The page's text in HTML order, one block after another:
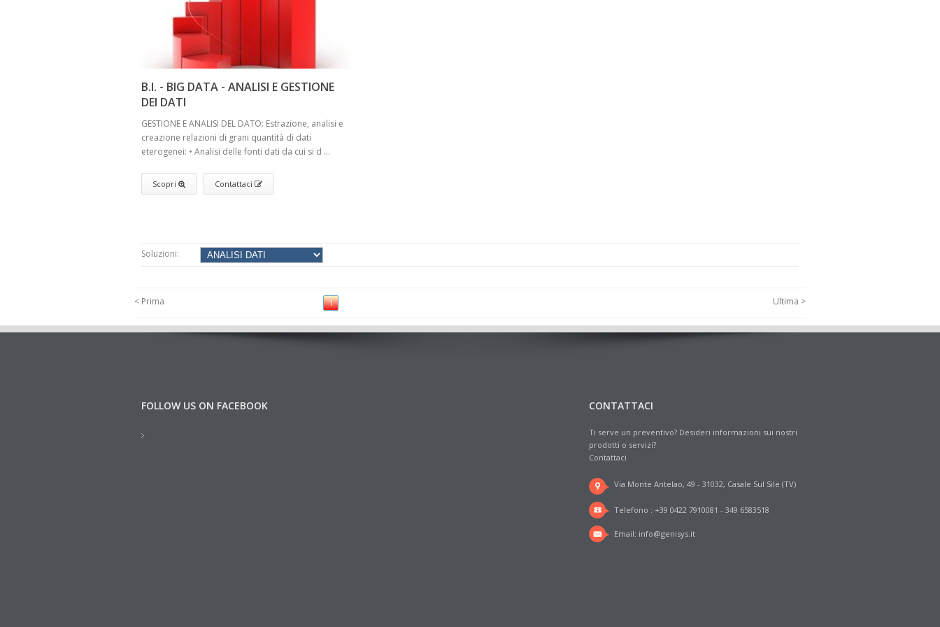
B.I. - BIG DATA - ANALISI E GESTIONE
DEI DATI
GESTIONE E ANALISI DEL DATO: Estrazione, analisi e
creazione relazioni di grani quantità di dati
eterogenei: • Analisi delle fonti dati da cui si d ...
Scopri Contattaci
Soluzioni:
< Prima 1 Ultima >
FOLLOW US ON FACEBOOK CONTATTACI
Ti serve un preventivo? Desideri informazioni sui nostri
prodotti o servizi?
Contattaci
Via Monte Antelao, 49 - 31032, Casale Sul Sile (TV)
Telefono : +39 0422 7910081 - 349 6583518
Email: info@genisys.it